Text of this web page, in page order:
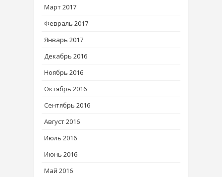
Март 2017
Февраль 2017
Январь 2017
Декабрь 2016
Ноябрь 2016
Октябрь 2016
Сентябрь 2016
Август 2016
Июль 2016
Июнь 2016
Май 2016